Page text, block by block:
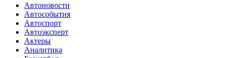
Автоновости
Автособытия
Автоспорт
Автоэксперт
Актеры
Аналитика